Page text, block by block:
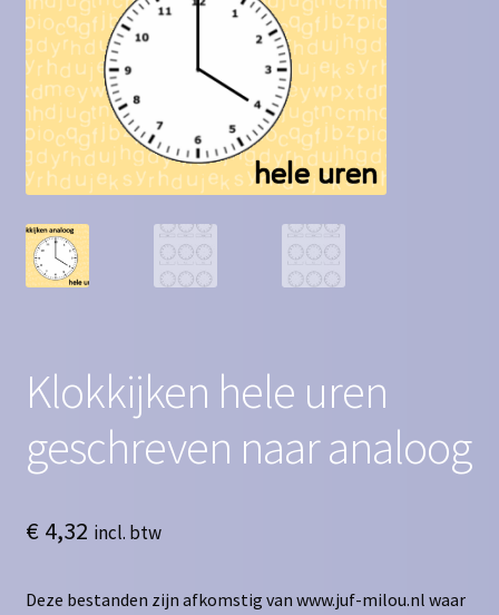
Contact
Homepagina
Mijn account
Privacy Policy
Winkelmand
Klokkijken hele uren
geschreven naar analoog
€4,32 incl. btw
Deze bestanden zijn afkomstig van www.juf-milou.nl waar